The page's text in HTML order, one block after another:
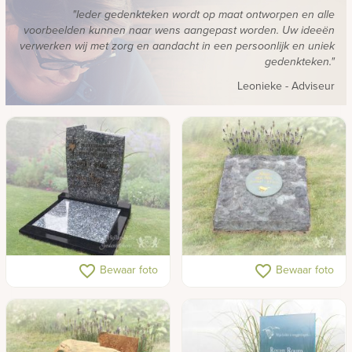
"Ieder gedenkteken wordt op maat ontworpen en alle
voorbeelden kunnen naar wens aangepast worden. Uw ideeën
verwerken wij met zorg en aandacht in een persoonlijk en uniek
gedenkteken."
Leonieke - Adviseur
Klassiek kort
grafmonument
favorite_border Bewaar foto
Urnensteen met
favorite_border Bewaar foto